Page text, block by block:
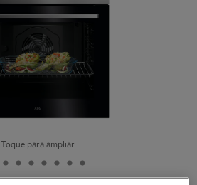
Toque para ampliar